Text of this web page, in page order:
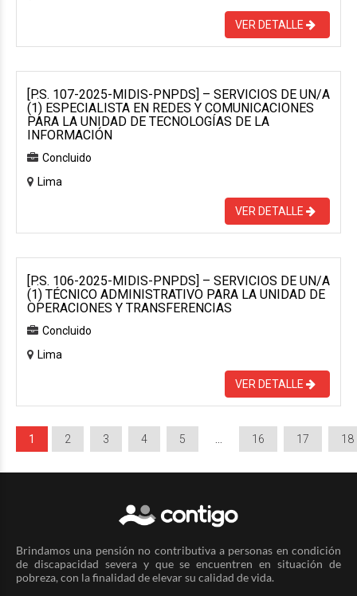
VER DETALLE
[P.S. 107-2025-MIDIS-PNPDS] – SERVICIOS DE UN/A
(1) ESPECIALISTA EN REDES Y COMUNICACIONES
PARA LA UNIDAD DE TECNOLOGÍAS DE LA
INFORMACIÓN
Concluido
Lima
VER DETALLE
[P.S. 106-2025-MIDIS-PNPDS] – SERVICIOS DE UN/A
(1) TÉCNICO ADMINISTRATIVO PARA LA UNIDAD DE
OPERACIONES Y TRANSFERENCIAS
Concluido
Lima
VER DETALLE
1 2 3 4 5 16 17 18
Brindamos una pensión no contributiva a personas en condición
de discapacidad severa y que se encuentren en situación de
pobreza, con la finalidad de elevar su calidad de vida.